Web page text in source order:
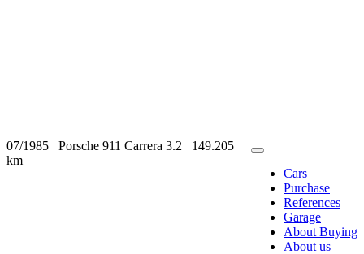
Cars
Purchase
References
Garage
About Buying
About us
07/1985 Porsche 911 Carrera 3.2
149.205
km